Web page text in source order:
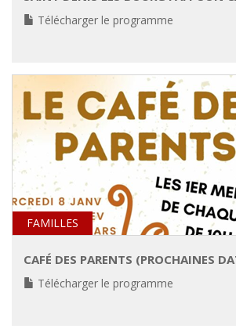
Télécharger le programme
FAMILLES
CAFÉ DES PARENTS (PROCHAINES
Télécharger le programme